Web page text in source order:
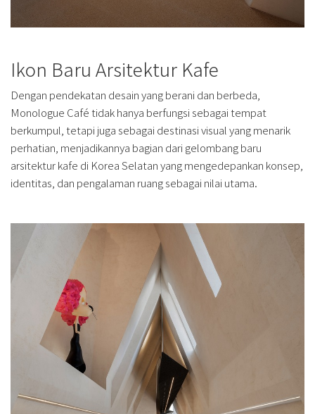
Ikon Baru Arsitektur Kafe
Dengan pendekatan desain yang berani dan berbeda,
Monologue Café tidak hanya berfungsi sebagai tempat
berkumpul, tetapi juga sebagai destinasi visual yang menarik
perhatian, menjadikannya bagian dari gelombang baru
arsitektur kafe di Korea Selatan yang mengedepankan konsep,
identitas, dan pengalaman ruang sebagai nilai utama.